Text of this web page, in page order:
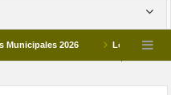
2026 Los Campus de